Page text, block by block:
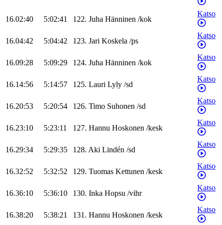
16.02:40 5:02:41 122. Juha Hänninen /kok
Katso
16.04:42 5:04:42 123. Jari Koskela /ps
Katso
16.09:28 5:09:29 124. Juha Hänninen /kok
Katso
16.14:56 5:14:57 125. Lauri Lyly /sd
Katso
16.20:53 5:20:54 126. Timo Suhonen /sd
Katso
16.23:10 5:23:11 127. Hannu Hoskonen /kesk
Katso
16.29:34 5:29:35 128. Aki Lindén /sd
Katso
16.32:52 5:32:52 129. Tuomas Kettunen /kesk
Katso
16.36:10 5:36:10 130. Inka Hopsu /vihr
Katso
16.38:20 5:38:21 131. Hannu Hoskonen /kesk
Katso